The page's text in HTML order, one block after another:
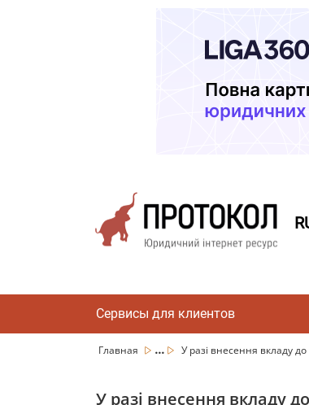
Сервисы для клиентов
Главная ... У разі внесення вкладу до
У разі внесення вкладу